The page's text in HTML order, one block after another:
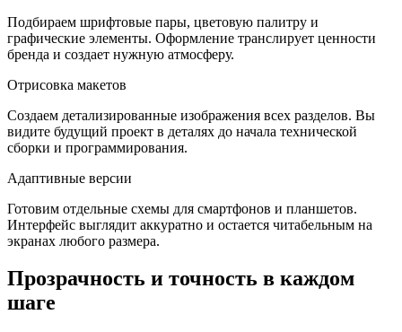
Подбираем шрифтовые пары, цветовую палитру и
графические элементы. Оформление транслирует ценности
бренда и создает нужную атмосферу.
Отрисовка макетов
Создаем детализированные изображения всех разделов. Вы
видите будущий проект в деталях до начала технической
сборки и программирования.
Адаптивные версии
Готовим отдельные схемы для смартфонов и планшетов.
Интерфейс выглядит аккуратно и остается читабельным на
экранах любого размера.
Прозрачность и точность в каждом
шаге